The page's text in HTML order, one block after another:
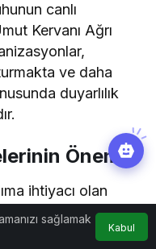
canlı
Kervanı Ağrı
ve daha
duyarlılık
Önemi
ihtiyacı olan
Bu projeler,
bir parçası
sağlamak
Kabul